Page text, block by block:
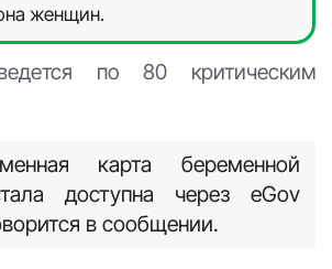
женщин.
по 80 критическим
карта беременной
доступна через eGov
в сообщении.